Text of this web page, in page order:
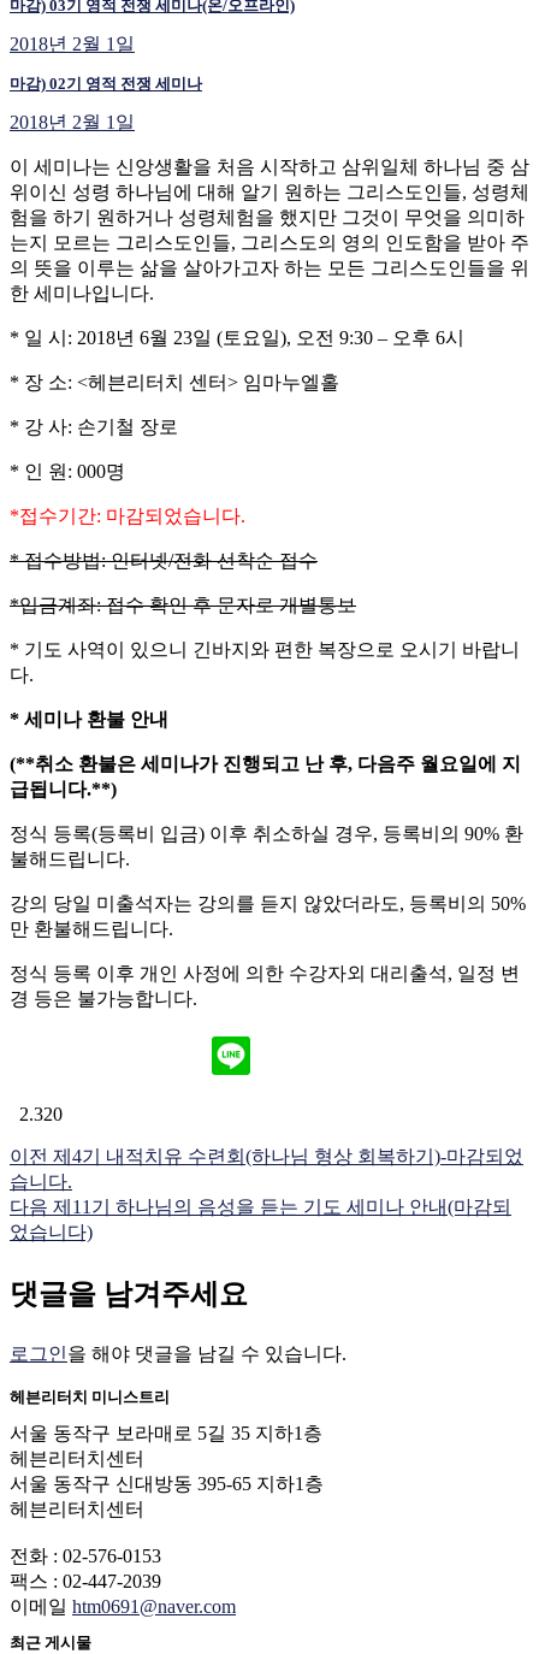
마감) 03기 영적 전쟁 세미나(온/오프라인)
2018년 2월 1일
마감) 02기 영적 전쟁 세미나
2018년 2월 1일
이 세미나는 신앙생활을 처음 시작하고 삼위일체 하나님 중 삼
위이신 성령 하나님에 대해 알기 원하는 그리스도인들, 성령체
험을 하기 원하거나 성령체험을 했지만 그것이 무엇을 의미하
는지 모르는 그리스도인들, 그리스도의 영의 인도함을 받아 주
의 뜻을 이루는 삶을 살아가고자 하는 모든 그리스도인들을 위
한 세미나입니다.
* 일 시: 2018년 6월 23일 (토요일), 오전 9:30 – 오후 6시
* 장 소: <헤븐리터치 센터> 임마누엘홀
* 강 사: 손기철 장로
* 인 원: 000명
*접수기간: 마감되었습니다.
* 접수방법: 인터넷/전화 선착순 접수
*입금계좌: 접수 확인 후 문자로 개별통보
* 기도 사역이 있으니 긴바지와 편한 복장으로 오시기 바랍니
다.
* 세미나 환불 안내
(**취소 환불은 세미나가 진행되고 난 후, 다음주 월요일에 지
급됩니다.**)
정식 등록(등록비 입금) 이후 취소하실 경우, 등록비의 90% 환
불해드립니다.
강의 당일 미출석자는 강의를 듣지 않았더라도, 등록비의 50%
만 환불해드립니다.
정식 등록 이후 개인 사정에 의한 수강자외 대리출석, 일정 변
경 등은 불가능합니다.
2.320
이전 제4기 내적치유 수련회(하나님 형상 회복하기)-마감되었
습니다.
다음 제11기 하나님의 음성을 듣는 기도 세미나 안내(마감되
었습니다)
댓글을 남겨주세요
로그인을 해야 댓글을 남길 수 있습니다.
헤븐리터치 미니스트리
서울 동작구 보라매로 5길 35 지하1층
헤븐리터치센터
서울 동작구 신대방동 395-65 지하1층
헤븐리터치센터
전화 : 02-576-0153
팩스 : 02-447-2039
이메일 htm0691@naver.com
최근 게시물